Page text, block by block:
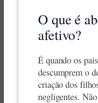
O que é
afetivo?
É quando os
descumprem o
criação dos
negligentes.